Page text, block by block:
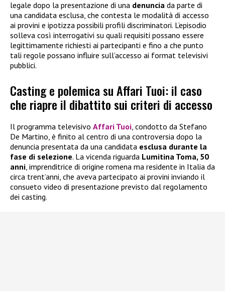
legale dopo la presentazione di una denuncia da parte di
una candidata esclusa, che contesta le modalità di accesso
ai provini e ipotizza possibili profili discriminatori. L’episodio
solleva così interrogativi su quali requisiti possano essere
legittimamente richiesti ai partecipanti e fino a che punto
tali regole possano influire sull’accesso ai format televisivi
pubblici.
Casting e polemica su Affari Tuoi: il caso
che riapre il dibattito sui criteri di accesso
Il programma televisivo Affari Tuoi, condotto da Stefano
De Martino, è finito al centro di una controversia dopo la
denuncia presentata da una candidata esclusa durante la
fase di selezione. La vicenda riguarda Lumitina Toma, 50
anni, imprenditrice di origine romena ma residente in Italia da
circa trent’anni, che aveva partecipato ai provini inviando il
consueto video di presentazione previsto dal regolamento
dei casting.